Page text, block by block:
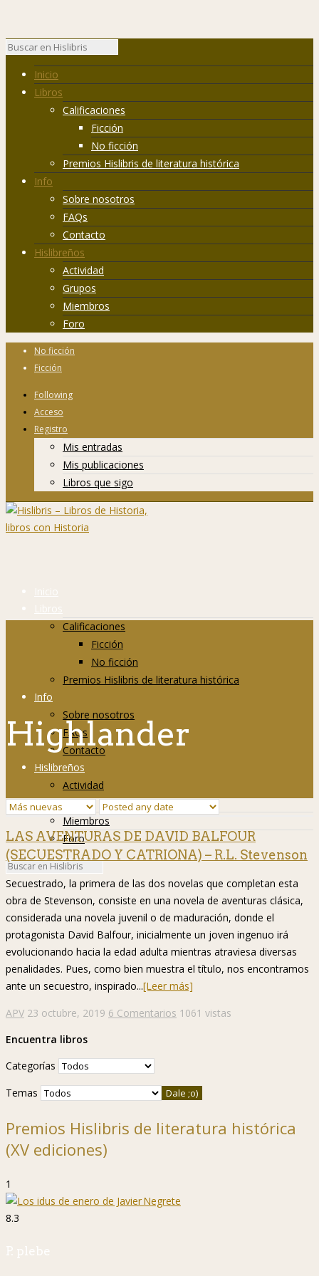
Inicio
Libros
Calificaciones
Ficción
No ficción
Premios Hislibris de literatura histórica
Info
Sobre nosotros
FAQs
Contacto
Hislibreños
Actividad
Grupos
Miembros
Foro
No ficción
Ficción
Following
Acceso
Registro
Mis entradas
Mis publicaciones
Libros que sigo
Inicio
Libros
Calificaciones
Ficción
No ficción
Premios Hislibris de literatura histórica
Info
Sobre nosotros
FAQs
Contacto
Hislibreños
Actividad
Grupos
Miembros
Foro
Highlander
LAS AVENTURAS DE DAVID BALFOUR
(SECUESTRADO Y CATRIONA) – R.L. Stevenson
Secuestrado, la primera de las dos novelas que completan esta
obra de Stevenson, consiste en una novela de aventuras clásica,
considerada una novela juvenil o de maduración, donde el
protagonista David Balfour, inicialmente un joven ingenuo irá
evolucionando hacia la edad adulta mientras atraviesa diversas
penalidades. Pues, como bien muestra el título, nos encontramos
ante un secuestro, inspirado...[Leer más]
APV 23 octubre, 2019 6 Comentarios 1061 vistas
Encuentra libros
Categorías
Temas
Premios Hislibris de literatura histórica
(XV ediciones)
1
8.3
P. plebe